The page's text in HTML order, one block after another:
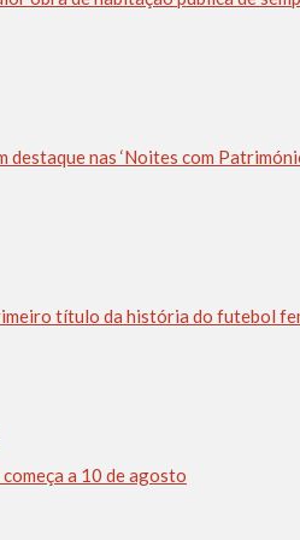
destaque nas ‘Noites com
título da história do futebol
a 10 de agosto